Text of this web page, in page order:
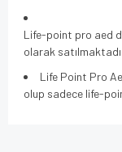
Life-point pro aed
olarak
Life Point Pro
olup sadece life-